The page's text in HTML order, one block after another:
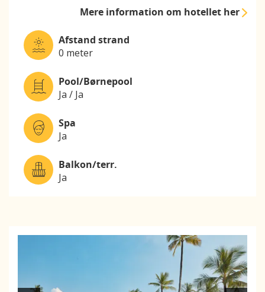
Mere informationom hotellet her
Afstand strand
0 meter
Pool/Børnepool
Ja / Ja
Spa
Ja
Balkon/terr.
Ja